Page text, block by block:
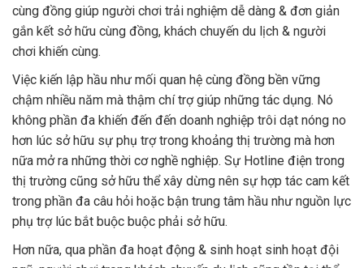
cùng đồng giúp người chơi trải nghiệm dễ dàng & đơn giản
gắn kết sở hữu cùng đồng, khách chuyến du lịch & người
chơi khiến cùng.
Việc kiến lập hầu như mối quan hệ cùng đồng bền vững
chậm nhiều năm mà thậm chí trợ giúp những tác dụng. Nó
không phần đa khiến đến đến doanh nghiệp trôi dạt nóng no
hơn lúc sở hữu sự phụ trợ trong khoảng thị trường mà hơn
nữa mở ra những thời cơ nghề nghiệp. Sự Hotline điện trong
thị trường cũng sở hữu thể xây dừng nên sự hợp tác cam kết
trong phần đa câu hỏi hoặc bận trung tâm hầu như nguồn lực
phụ trợ lúc bắt buộc buộc phải sở hữu.
Hơn nữa, qua phần đa hoạt động & sinh hoạt sinh hoạt đội